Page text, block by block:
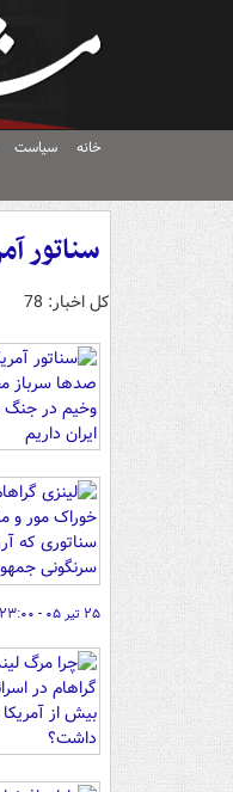
خانه سیاست
سناتور
کل اخبار: 78
۲۵ تیر ۰۵ - ۲۳:۰۰